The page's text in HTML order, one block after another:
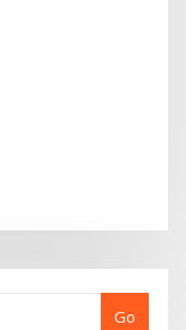
Go